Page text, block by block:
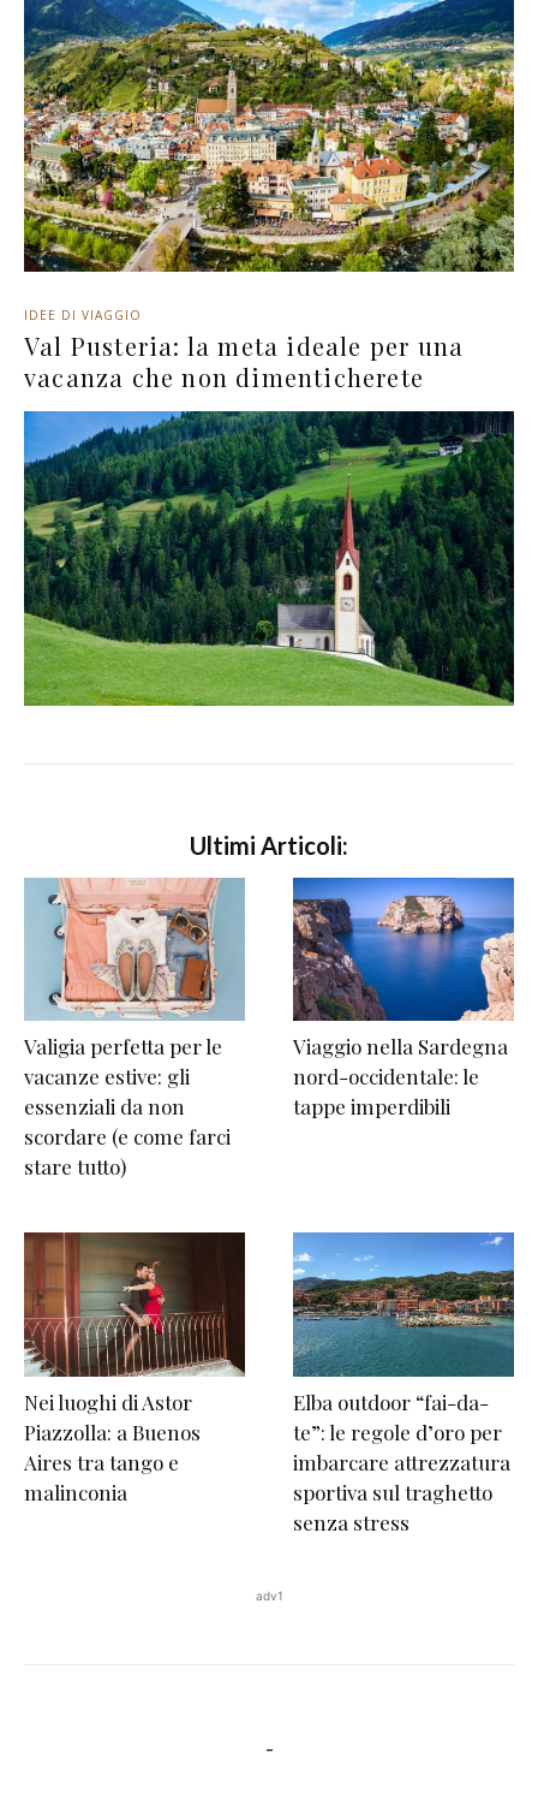
IDEE DI VIAGGIO
Val Pusteria: la meta ideale per una
vacanza che non dimenticherete
Ultimi Articoli:
Valigia perfetta per le
vacanze estive: gli
essenziali da non
scordare (e come farci
stare tutto)
Viaggio nella Sardegna
nord-occidentale: le
tappe imperdibili
Nei luoghi di Astor
Piazzolla: a Buenos
Aires tra tango e
malinconia
Elba outdoor “fai-da-
te”: le regole d’oro per
imbarcare attrezzatura
sportiva sul traghetto
senza stress
adv1
-